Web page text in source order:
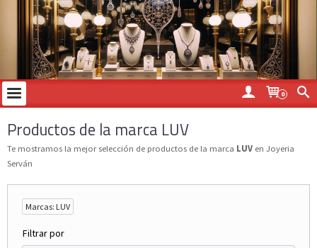
0
Productos de la marca LUV
Te mostramos la mejor selección de productos de la marca LUV en Joyeria
Serván
Marcas: LUV
Filtrar por